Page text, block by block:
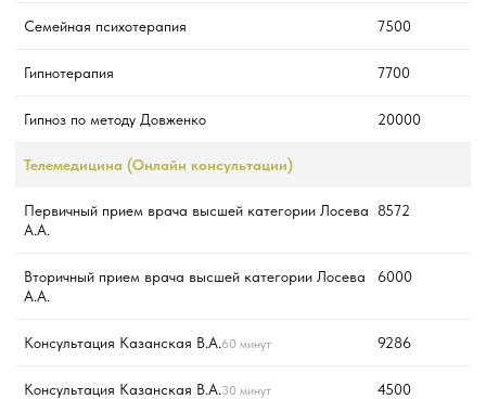
Семейная психотерапия 7500
Гипнотерапия 7700
Гипноз по методу Довженко 20000
Телемедицина (Онлайн консультации)
Первичный прием врача высшей категории Лосева
А.А.
8572
Вторичный прием врача высшей категории Лосева
А.А.
6000
Консультация Казанская В.А.60 минут 9286
Консультация Казанская В.А.30 минут 4500